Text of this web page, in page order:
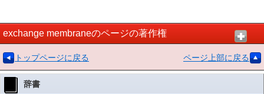
exchange membraneのページの著作権
トップページに戻る ページ上部に戻る
辞書